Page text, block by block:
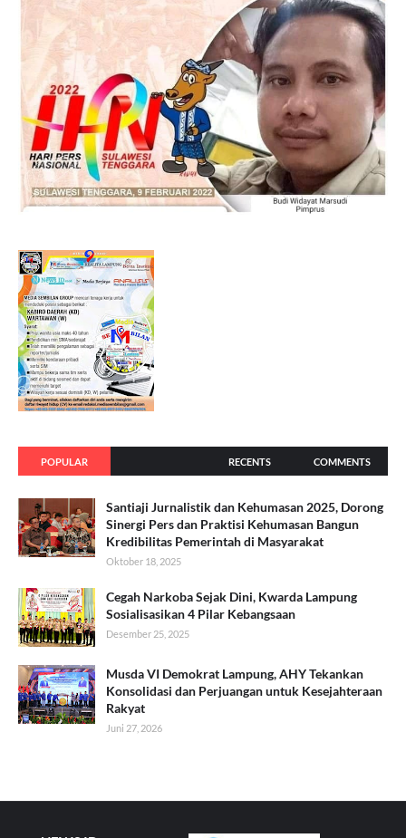
POPULAR RECENTS COMMENTS
Santiaji Jurnalistik dan Kehumasan 2025, Dorong
Sinergi Pers dan Praktisi Kehumasan Bangun
Kredibilitas Pemerintah di Masyarakat
Oktober 18, 2025
Cegah Narkoba Sejak Dini, Kwarda Lampung
Sosialisasikan 4 Pilar Kebangsaan
Desember 25, 2025
Musda VI Demokrat Lampung, AHY Tekankan
Konsolidasi dan Perjuangan untuk Kesejahteraan
Rakyat
Juni 27, 2026